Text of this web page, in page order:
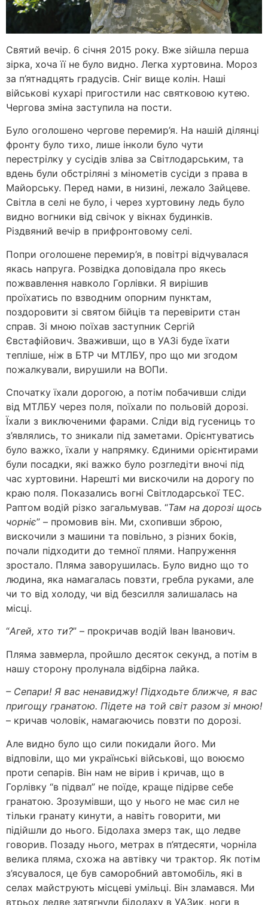
Святий вечір. 6 січня 2015 року. Вже зійшла перша
зірка, хоча її не було видно. Легка хуртовина. Мороз
за п’ятнадцять градусів. Сніг вище колін. Наші
військові кухарі пригостили нас святковою кутею.
Чергова зміна заступила на пости.
Було оголошено чергове перемир’я. На нашій ділянці
фронту було тихо, лише інколи було чути
перестрілку у сусідів зліва за Світлодарським, та
вдень були обстріляні з мінометів сусіди з права в
Майорську. Перед нами, в низині, лежало Зайцеве.
Світла в селі не було, і через хуртовину ледь було
видно вогники від свічок у вікнах будинків.
Різдвяний вечір в прифронтовому селі.
Попри оголошене перемир’я, в повітрі відчувалася
якась напруга. Розвідка доповідала про якесь
пожвавлення навколо Горлівки. Я вирішив
проїхатись по взводним опорним пунктам,
поздоровити зі святом бійців та перевірити стан
справ. Зі мною поїхав заступник Сергій
Євстафійович. Зваживши, що в УАЗі буде їхати
тепліше, ніж в БТР чи МТЛБУ, про що ми згодом
пожалкували, вирушили на ВОПи.
Спочатку їхали дорогою, а потім побачивши сліди
від МТЛБУ через поля, поїхали по польовій дорозі.
Їхали з виключеними фарами. Сліди від гусениць то
з’являлись, то зникали під заметами. Орієнтуватись
було важко, їхали у напрямку. Єдиними орієнтирами
були посадки, які важко було розгледіти вночі під
час хуртовини. Нарешті ми вискочили на дорогу по
краю поля. Показались вогні Світлодарської ТЕС.
Раптом водій різко загальмував. “Там на дорозі щось
чорніє” – промовив він. Ми, схопивши зброю,
вискочили з машини та повільно, з різних боків,
почали підходити до темної плями. Напруження
зростало. Пляма заворушилась. Було видно що то
людина, яка намагалась повзти, гребла руками, але
чи то від холоду, чи від безсилля залишалась на
місці.
“Агей, хто ти?” – прокричав водій Іван Іванович.
Пляма завмерла, пройшло десяток секунд, а потім в
нашу сторону пролунала відбірна лайка.
– Сепари! Я вас ненавиджу! Підходьте ближче, я вас
пригощу гранатою. Підете на той світ разом зі мною!
– кричав чоловік, намагаючись повзти по дорозі.
Але видно було що сили покидали його. Ми
відповіли, що ми українські військові, що воюємо
проти сепарів. Він нам не вірив і кричав, що в
Горлівку “в підвал” не поїде, краще підірве себе
гранатою. Зрозумівши, що у нього не має сил не
тільки гранату кинути, а навіть говорити, ми
підійшли до нього. Бідолаха змерз так, що ледве
говорив. Позаду нього, метрах в п’ятдесяти, чорніла
велика пляма, схожа на автівку чи трактор. Як потім
з’ясувалося, це був саморобний автомобіль, які в
селах майструють місцеві умільці. Він зламався. Ми
втрьох ледве затягнули бідолаху в УАЗик, ноги в